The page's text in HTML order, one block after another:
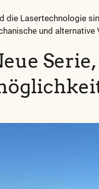
die Lasertechnologie
und